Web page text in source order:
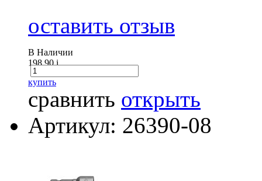
оставить отзыв
В Наличии
198.90i
купить
сравнить открыть
Артикул: 26390-08